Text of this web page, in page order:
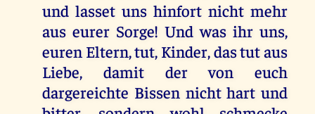
und lasset uns hinfort nicht mehr
aus eurer Sorge! Und was ihr uns,
euren Eltern, tut, Kinder, das tut aus
Liebe, damit der von euch
dargereichte Bissen nicht hart und